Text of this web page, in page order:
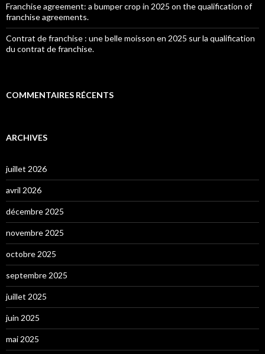
Franchise agreement: a bumper crop in 2025 on the qualification of
franchise agreements.
Contrat de franchise : une belle moisson en 2025 sur la qualification
du contrat de franchise.
COMMENTAIRES RÉCENTS
ARCHIVES
juillet 2026
avril 2026
décembre 2025
novembre 2025
octobre 2025
septembre 2025
juillet 2025
juin 2025
mai 2025